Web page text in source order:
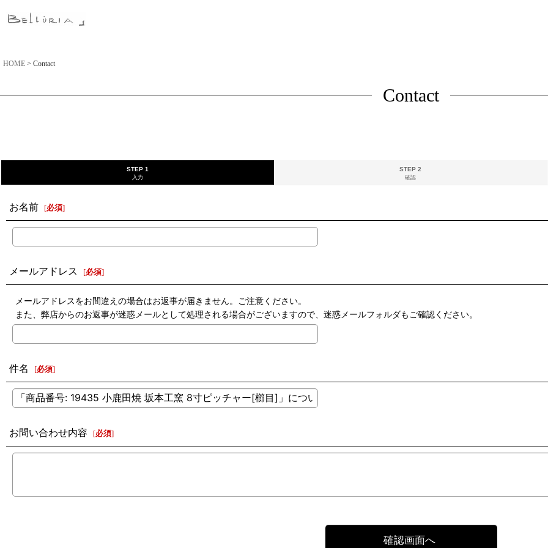
HOME > Contact
Contact
STEP 1
入力
STEP 2
確認
お名前 [必須]
メールアドレス [必須]
メールアドレスをお間違えの場合はお返事が届きません。ご注意ください。
また、弊店からのお返事が迷惑メールとして処理される場合がございますので、迷惑メールフォルダもご確認ください。
件名 [必須]
お問い合わせ内容 [必須]
確認画面へ